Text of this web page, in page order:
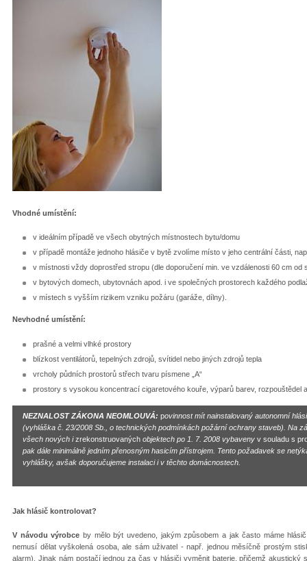
Vhodné umístění:
v ideálním případě ve všech obytných místnostech bytu/domu
v případě montáže jednoho hlásiče v bytě zvolíme místo v jeho centrální části,
v místnosti vždy doprostřed stropu (dle doporučení min. ve vzdálenosti 60 cm od
v bytových domech, ubytovnách apod. i ve společných prostorech každého
v místech s vyšším rizikem vzniku požáru (garáže, dílny).
Nevhodné umístění:
prašné a velmi vlhké prostory
blízkost ventilátorů, tepelných zdrojů, svítidel nebo jiných zdrojů tepla
vrcholy půdních prostorů střech tvaru písmene „A“
prostory s vysokou koncentrací cigaretového kouře, výparů barev, rozpouštědel
NEZNALOST ZÁKONA NEOMLOUVÁ: povinnost mít nainstalovaný autonomní
(vyhláška č. 23/2008 Sb., o technických podmínkách požární ochrany staveb). Na
všech nových izrekonstruovaných objektech po 1. 7. 2008 vybaveny v souladu s
pak dále minimálně jedním přenosným hasicím přístrojem. Tento požadavek se
vyhlášky, avšak doporučujeme instalaci i v těchto domácnostech.
Jak hlásič kontrolovat?
V návodu výrobce by mělo být uvedeno, jakým způsobem a jak často máme
nemusí dělat vyškolená osoba, ale sám uživatel - např. jednou měsíčně prostým
alarm). Jinak nám postačí jednou za čas v hlásiči vyměnit baterie, přičemž